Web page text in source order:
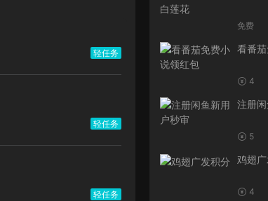
轻任务
轻任务
轻任务
免费
看番
4
注册
5
鸡翅
4